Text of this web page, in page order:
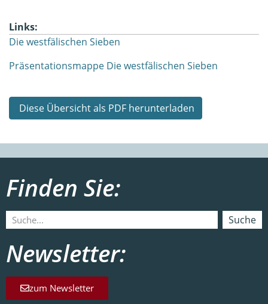
Links:
Die westfälischen Sieben
Präsentationsmappe Die westfälischen Sieben
Diese Übersicht als PDF herunterladen
Finden Sie:
Suche
Newsletter:
zum Newsletter